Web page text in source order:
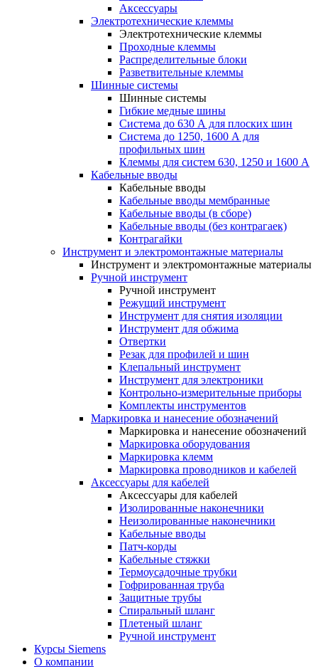
Аксессуары
Электротехнические клеммы
Электротехнические клеммы
Проходные клеммы
Распределительные блоки
Разветвительные клеммы
Шинные системы
Шинные системы
Гибкие медные шины
Система до 630 А для плоских шин
Система до 1250, 1600 А для
профильных шин
Клеммы для систем 630, 1250 и 1600 А
Кабельные вводы
Кабельные вводы
Кабельные вводы мембранные
Кабельные вводы (в сборе)
Кабельные вводы (без контрагаек)
Контрагайки
Инструмент и электромонтажные материалы
Инструмент и электромонтажные материалы
Ручной инструмент
Ручной инструмент
Режущий инструмент
Инструмент для снятия изоляции
Инструмент для обжима
Отвертки
Резак для профилей и шин
Клепальный инструмент
Инструмент для электроники
Контрольно-измерительные приборы
Комплекты инструментов
Маркировка и нанесение обозначений
Маркировка и нанесение обозначений
Маркировка оборудования
Маркировка клемм
Маркировка проводников и кабелей
Аксессуары для кабелей
Аксессуары для кабелей
Изолированные наконечники
Неизолированные наконечники
Кабельные вводы
Патч-корды
Кабельные стяжки
Термоусадочные трубки
Гофрированная труба
Защитные трубы
Спиральный шланг
Плетеный шланг
Ручной инструмент
Курсы Siemens
О компании